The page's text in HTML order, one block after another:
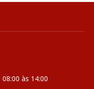
às 14:00